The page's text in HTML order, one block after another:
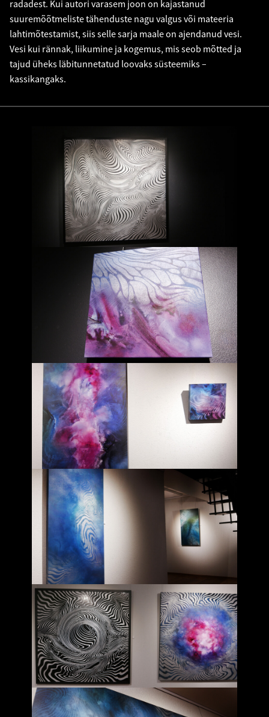
radadest. Kui autori varasem joon on kajastanud
suuremõõtmeliste tähenduste nagu valgus või mateeria
lahtimõtestamist, siis selle sarja maale on ajendanud vesi.
Vesi kui rännak, liikumine ja kogemus, mis seob mõtted ja
tajud üheks läbitunnetatud loovaks süsteemiks –
kassikangaks.